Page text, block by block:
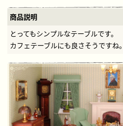
商品説明
とってもシンプルなテーブルです。
カフェテーブルにも良さそうですね。